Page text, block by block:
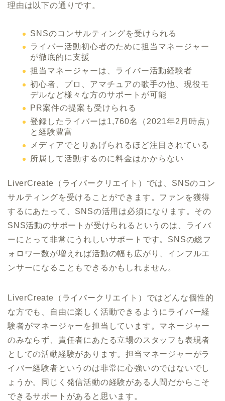
理由は以下の通りです。
SNSのコンサルティングを受けられる
ライバー活動初心者のために担当マネージャー
が徹底的に支援
担当マネージャーは、ライバー活動経験者
初心者、プロ、アマチュアの歌手の他、現役モ
デルなど様々な方のサポートが可能
PR案件の提案も受けられる
登録したライバーは1,760名（2021年2月時点）
と経験豊富
メディアでとりあげられるほど注目されている
所属して活動するのに料金はかからない
LiverCreate（ライバークリエイト）では、SNSのコン
サルティングを受けることができます。ファンを獲得
するにあたって、SNSの活用は必須になります。その
SNS活動のサポートが受けられるというのは、ライバ
ーにとって非常にうれしいサポートです。SNSの総フ
ォロワー数が増えれば活動の幅も広がり、インフルエ
ンサーになることもできるかもしれません。
LiverCreate（ライバークリエイト）ではどんな個性的
な方でも、自由に楽しく活動できるようにライバー経
験者がマネージャーを担当しています。マネージャー
のみならず、責任者にあたる立場のスタッフも表現者
としての活動経験があります。担当マネージャーがラ
イバー経験者というのは非常に心強いのではないでし
ょうか。同じく発信活動の経験がある人間だからこそ
できるサポートがあると思います。